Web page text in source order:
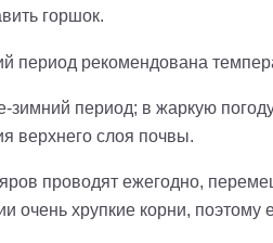
горшок.
период рекомендована
период; в жаркую
верхнего слоя почвы.
проводят ежегодно,
очень хрупкие корни,